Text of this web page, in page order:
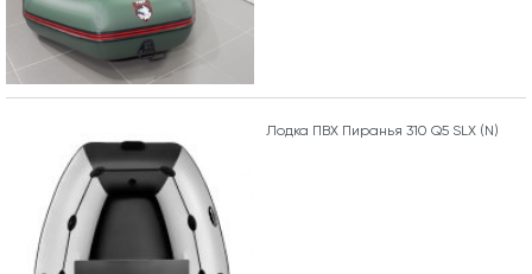
Лодка ПВХ Пиранья 310 Q5 SLХ (N)